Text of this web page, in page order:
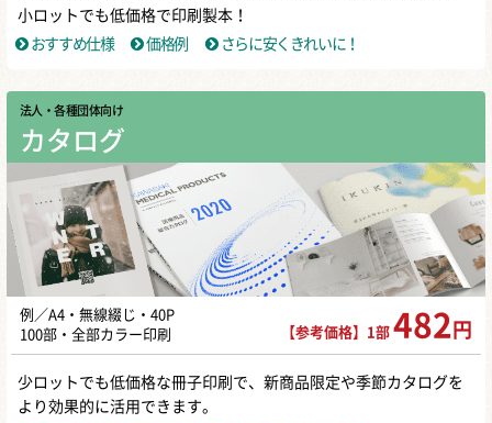
小ロットでも低価格で印刷製本！
おすすめ仕様
価格例 さらに安くきれいに！
法人・各種団体向け
カタログ
例／A4・無線綴じ・40P
100部・全部カラー印刷
【参考価格】1部 482 円
少ロットでも低価格な冊子印刷で、新商品限定や季節カタログを
より効果的に活用できます。